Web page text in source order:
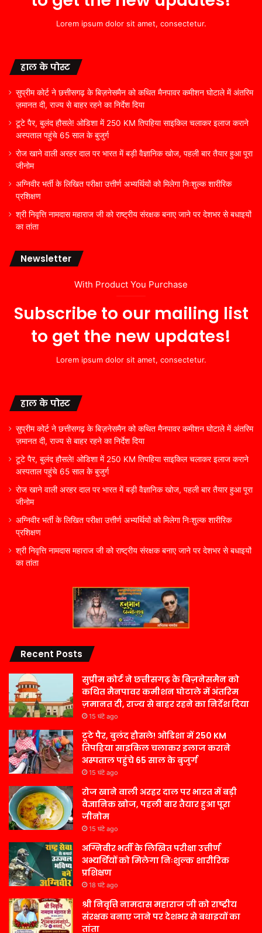
Lorem ipsum dolor sit amet, consectetur.
हाल के पोस्ट
सुप्रीम कोर्ट ने छत्तीसगढ़ के बिज़नेसमैन को कथित मैनपावर कमीशन घोटाले में अंतरिम
ज़मानत दी, राज्य से बाहर रहने का निर्देश दिया
टूटे पैर, बुलंद हौसले! ओडिशा में 250 KM तिपहिया साइकिल चलाकर इलाज कराने
अस्पताल पहुंचे 65 साल के बुजुर्ग
रोज खाने वाली अरहर दाल पर भारत में बड़ी वैज्ञानिक खोज, पहली बार तैयार हुआ पूरा
जीनोम
अग्निवीर भर्ती के लिखित परीक्षा उत्तीर्ण अभ्यर्थियों को मिलेगा निःशुल्क शारीरिक
प्रशिक्षण
श्री निवृत्ति नामदास महाराज जी को राष्ट्रीय संरक्षक बनाए जाने पर देशभर से बधाइयों
का तांता
Newsletter
With Product You Purchase
Subscribe to our mailing list
to get the new updates!
Lorem ipsum dolor sit amet, consectetur.
हाल के पोस्ट
सुप्रीम कोर्ट ने छत्तीसगढ़ के बिज़नेसमैन को कथित मैनपावर कमीशन घोटाले में अंतरिम
ज़मानत दी, राज्य से बाहर रहने का निर्देश दिया
टूटे पैर, बुलंद हौसले! ओडिशा में 250 KM तिपहिया साइकिल चलाकर इलाज कराने
अस्पताल पहुंचे 65 साल के बुजुर्ग
रोज खाने वाली अरहर दाल पर भारत में बड़ी वैज्ञानिक खोज, पहली बार तैयार हुआ पूरा
जीनोम
अग्निवीर भर्ती के लिखित परीक्षा उत्तीर्ण अभ्यर्थियों को मिलेगा निःशुल्क शारीरिक
प्रशिक्षण
श्री निवृत्ति नामदास महाराज जी को राष्ट्रीय संरक्षक बनाए जाने पर देशभर से बधाइयों
का तांता
Recent Posts
सुप्रीम कोर्ट ने छत्तीसगढ़ के बिज़नेसमैन को
कथित मैनपावर कमीशन घोटाले में अंतरिम
ज़मानत दी, राज्य से बाहर रहने का निर्देश दिया
15 घंटे ago
टूटे पैर, बुलंद हौसले! ओडिशा में 250 KM
तिपहिया साइकिल चलाकर इलाज कराने
अस्पताल पहुंचे 65 साल के बुजुर्ग
15 घंटे ago
रोज खाने वाली अरहर दाल पर भारत में बड़ी
वैज्ञानिक खोज, पहली बार तैयार हुआ पूरा
जीनोम
15 घंटे ago
अग्निवीर भर्ती के लिखित परीक्षा उत्तीर्ण
अभ्यर्थियों को मिलेगा निःशुल्क शारीरिक
प्रशिक्षण
18 घंटे ago
श्री निवृत्ति नामदास महाराज जी को राष्ट्रीय
संरक्षक बनाए जाने पर देशभर से बधाइयों का
तांता